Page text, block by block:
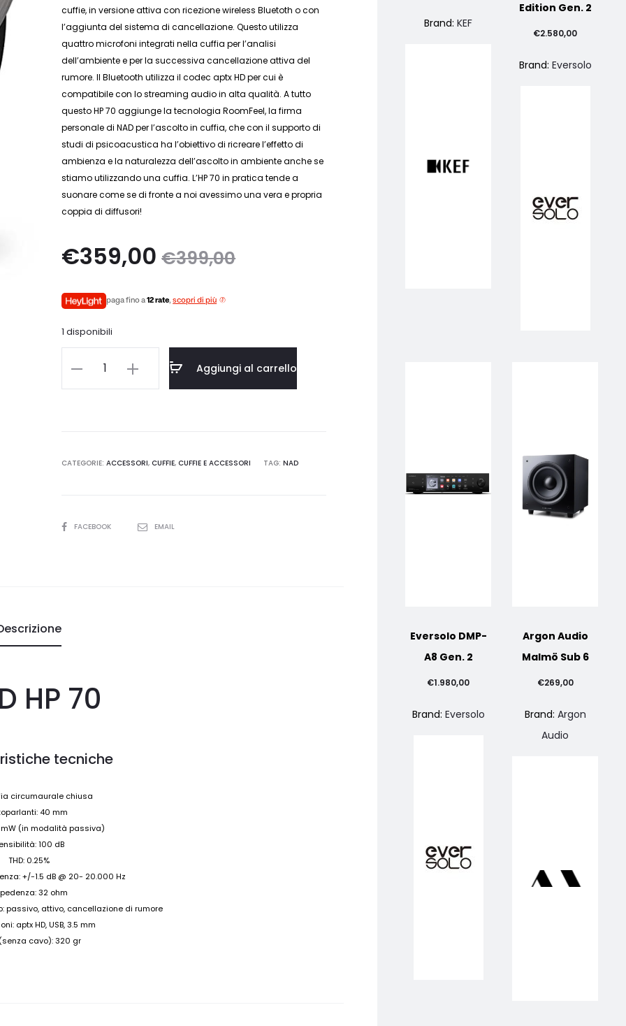
cuffie, in versione attiva con ricezione wireless Bluetoth o con
l’aggiunta del sistema di cancellazione. Questo utilizza
quattro microfoni integrati nella cuffia per l’analisi
dell’ambiente e per la successiva cancellazione attiva del
rumore. Il Bluetooth utilizza il codec aptx HD per cui è
compatibile con lo streaming audio in alta qualità. A tutto
questo HP 70 aggiunge la tecnologia RoomFeel, la firma
personale di NAD per l’ascolto in cuffia, che con il supporto di
studi di psicoacustica ha l’obiettivo di ricreare l’effetto di
ambienza e la naturalezza dell’ascolto in ambiente anche se
stiamo utilizzando una cuffia. L’HP 70 in pratica tende a
suonare come se di fronte a noi avessimo una vera e propria
coppia di diffusori!
€399,00
Il
prezzo
originale
era:
€399,00.
€359,00
Il
prezzo
paga fino a12 rate,scopri di più
1 disponibili
Aggiungi al carrello
CATEGORIE:ACCESSORI,CUFFIE,CUFFIE E ACCESSORI TAG:NAD
SHAREFACEBOOK EMAIL
HP 70
tecniche
circumaurale chiusa
40 mm
mW (in modalità passiva)
100 dB
THD: 0.25%
+/-1.5 dB @ 20- 20.000 Hz
32 ohm
passivo, attivo, cancellazione di rumore
aptx HD, USB, 3.5 mm
cavo): 320 gr
Brand:KEF
Edition Gen. 2
€2.580,00
Brand: Eversolo
Eversolo DMP-
A8 Gen. 2
€1.980,00
Brand: Eversolo
Argon Audio
Malmö Sub 6
€269,00
Brand: Argon
Audio